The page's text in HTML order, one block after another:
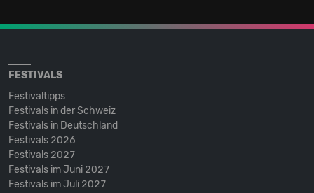
FESTIVALS
Festivaltipps
Festivals in der Schweiz
Festivals in Deutschland
Festivals 2026
Festivals 2027
Festivals im Juni 2027
Festivals im Juli 2027